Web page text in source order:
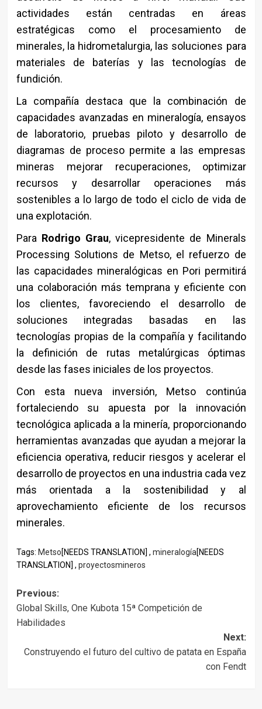
actividades están centradas en áreas
estratégicas como el procesamiento de
minerales, la hidrometalurgia, las soluciones para
materiales de baterías y las tecnologías de
fundición.
La compañía destaca que la combinación de
capacidades avanzadas en mineralogía, ensayos
de laboratorio, pruebas piloto y desarrollo de
diagramas de proceso permite a las empresas
mineras mejorar recuperaciones, optimizar
recursos y desarrollar operaciones más
sostenibles a lo largo de todo el ciclo de vida de
una explotación.
Para Rodrigo Grau, vicepresidente de Minerals
Processing Solutions de Metso, el refuerzo de
las capacidades mineralógicas en Pori permitirá
una colaboración más temprana y eficiente con
los clientes, favoreciendo el desarrollo de
soluciones integradas basadas en las
tecnologías propias de la compañía y facilitando
la definición de rutas metalúrgicas óptimas
desde las fases iniciales de los proyectos.
Con esta nueva inversión, Metso continúa
fortaleciendo su apuesta por la innovación
tecnológica aplicada a la minería, proporcionando
herramientas avanzadas que ayudan a mejorar la
eficiencia operativa, reducir riesgos y acelerar el
desarrollo de proyectos en una industria cada vez
más orientada a la sostenibilidad y al
aprovechamiento eficiente de los recursos
minerales.
Tags: Metso[NEEDS TRANSLATION] , mineralogía[NEEDS
TRANSLATION] , proyectosmineros
Post
navigation
Previous:
Global Skills, One Kubota 15ª Competición de
Habilidades
Next:
Construyendo el futuro del cultivo de patata en España
con Fendt